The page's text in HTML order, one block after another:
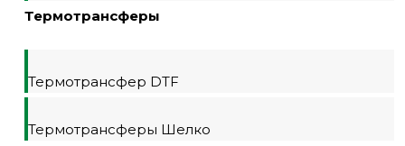
Термотрансферы
Термотрансфер DTF
Термотрансферы Шелко